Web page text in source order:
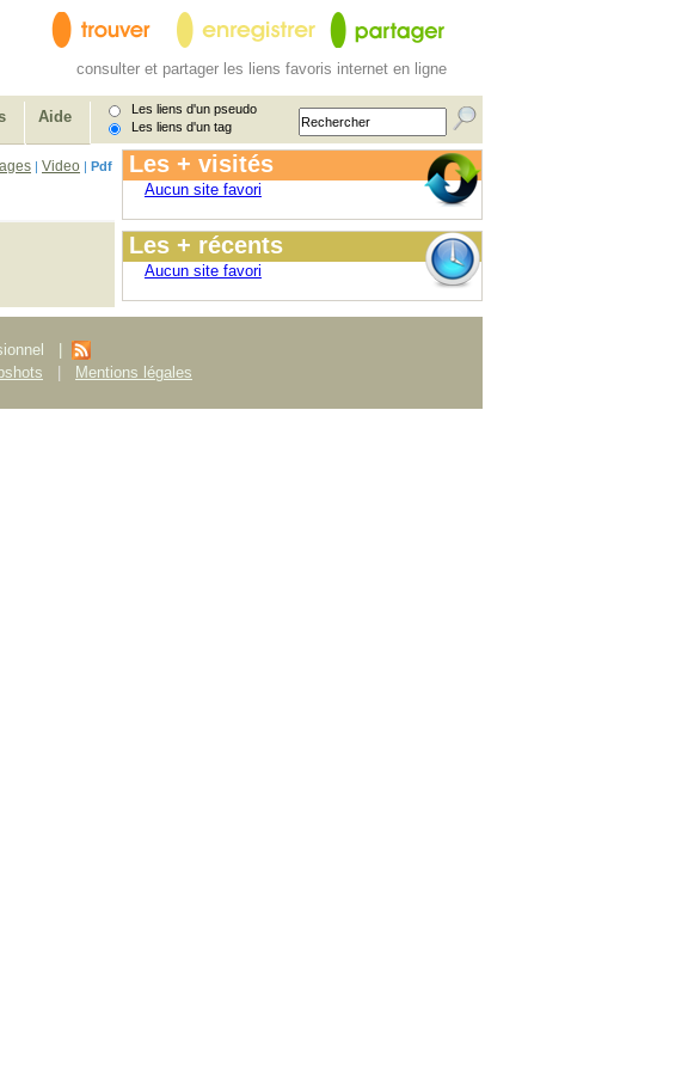
consulter et partager les liens favoris internet en ligne
Aide
Les liens d'un pseudo
Les liens d'un tag
| Video | Pdf Les + visités
Aucun site favori
Les + récents
Aucun site favori
Mentions légales